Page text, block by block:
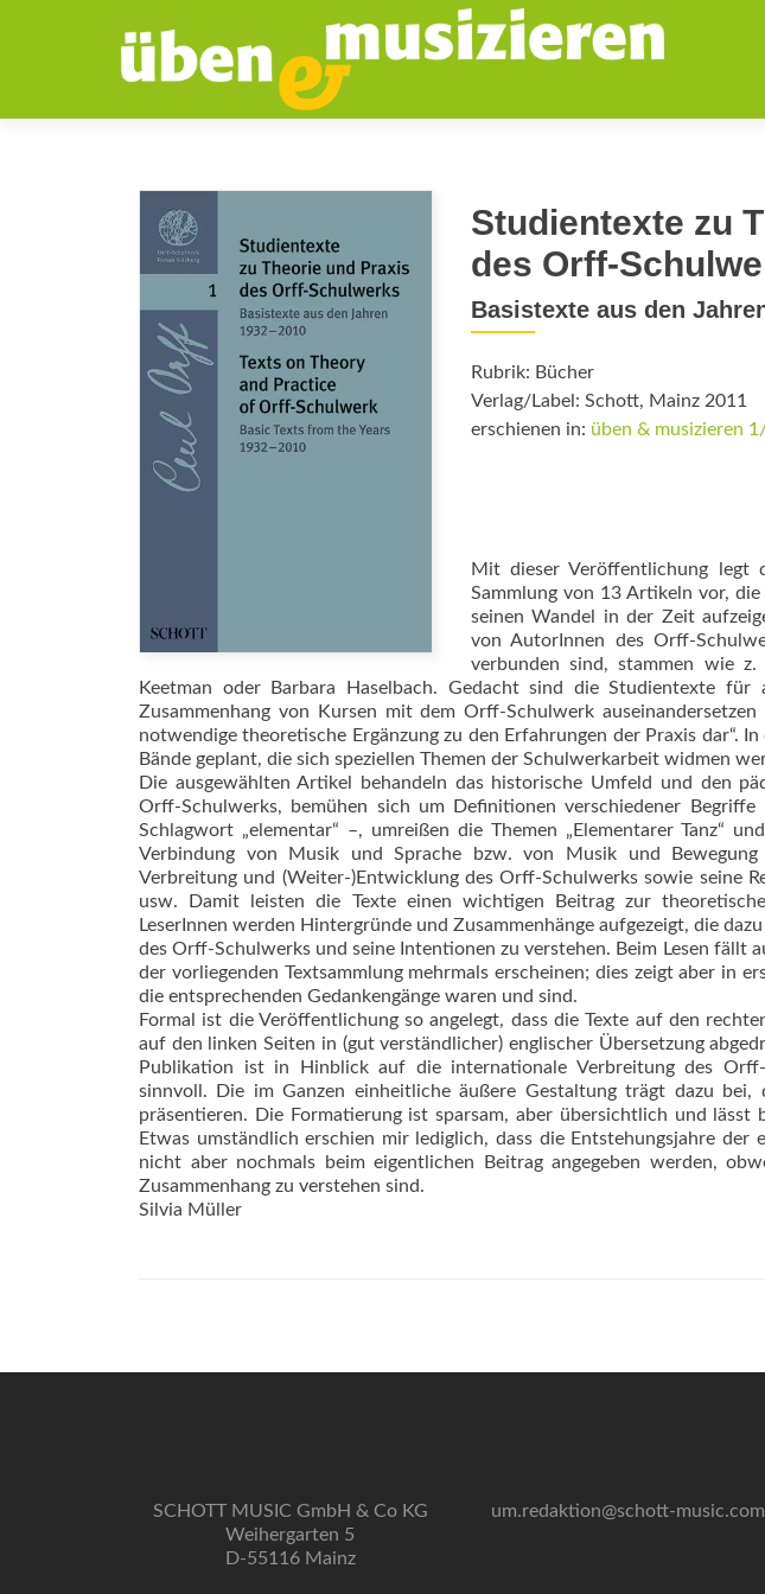
Studientexte zu
des Orff-
Basistexte aus den
Rubrik: Bücher
Verlag/Label: Schott, Mainz 2011
erschienen in: üben & musizieren
Mit dieser Veröffentlichung legt
Sammlung von 13 Artikeln vor,
seinen Wandel in der Zeit
von AutorInnen des Orff-
verbunden sind, stammen wie
Keetman oder Barbara Haselbach. Gedacht sind die Studientexte
Zusammenhang von Kursen mit dem Orff-Schulwerk
notwendige theoretische Ergänzung zu den Erfahrungen der Praxis dar“.
Bände geplant, die sich speziellen Themen der Schulwerkarbeit widmen
Die ausgewählten Artikel behandeln das historische Umfeld und den
Orff-Schulwerks, bemühen sich um Definitionen verschiedener
Schlagwort „elementar“ –, umreißen die Themen „Elementarer Tanz“
Verbindung von Musik und Sprache bzw. von Musik und Bewegung
Verbreitung und (Weiter-)Entwicklung des Orff-Schulwerks sowie seine
usw. Damit leisten die Texte einen wichtigen Beitrag zur
LeserInnen werden Hintergründe und Zusammenhänge aufgezeigt, die
des Orff-Schulwerks und seine Intentionen zu verstehen. Beim Lesen fällt
der vorliegenden Textsammlung mehrmals erscheinen; dies zeigt aber in
die entsprechenden Gedankengänge waren und sind.
Formal ist die Veröffentlichung so angelegt, dass die Texte auf den
auf den linken Seiten in (gut verständlicher) englischer Übersetzung
Publikation ist in Hinblick auf die internationale Verbreitung des
sinnvoll. Die im Ganzen einheitliche äußere Gestaltung trägt dazu bei,
präsentieren. Die Formatierung ist sparsam, aber übersichtlich und lässt
Etwas umständlich erschien mir lediglich, dass die Entstehungsjahre der
nicht aber nochmals beim eigentlichen Beitrag angegeben werden,
Zusammenhang zu verstehen sind.
Silvia Müller
SCHOTT MUSIC GmbH & Co KG
Weihergarten 5
D-55116 Mainz
um.redaktion@schott-music.com